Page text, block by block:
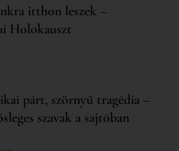
itthon leszek –
Holokauszt
párt, szörnyű tragédia –
szavak a sajtóban